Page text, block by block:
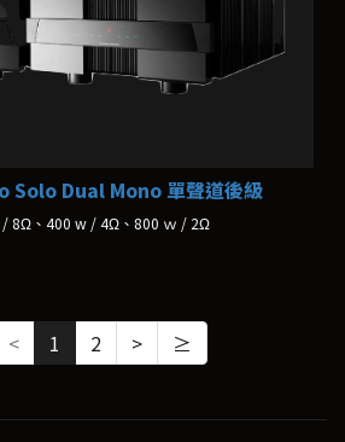
Dual Mono 單聲道後級
/ 8Ω、400 w / 4Ω、800 ｗ / 2Ω
< 1 2 > ≥